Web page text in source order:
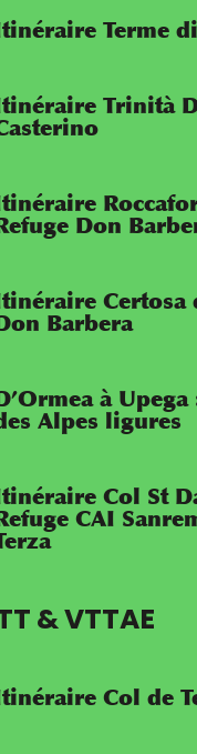
Terme
Trinità
Don
Certosa
Barbera
à
Alpes ligures
Col St
CAI
& VTTAE
Col de
à moins de
à 10:00